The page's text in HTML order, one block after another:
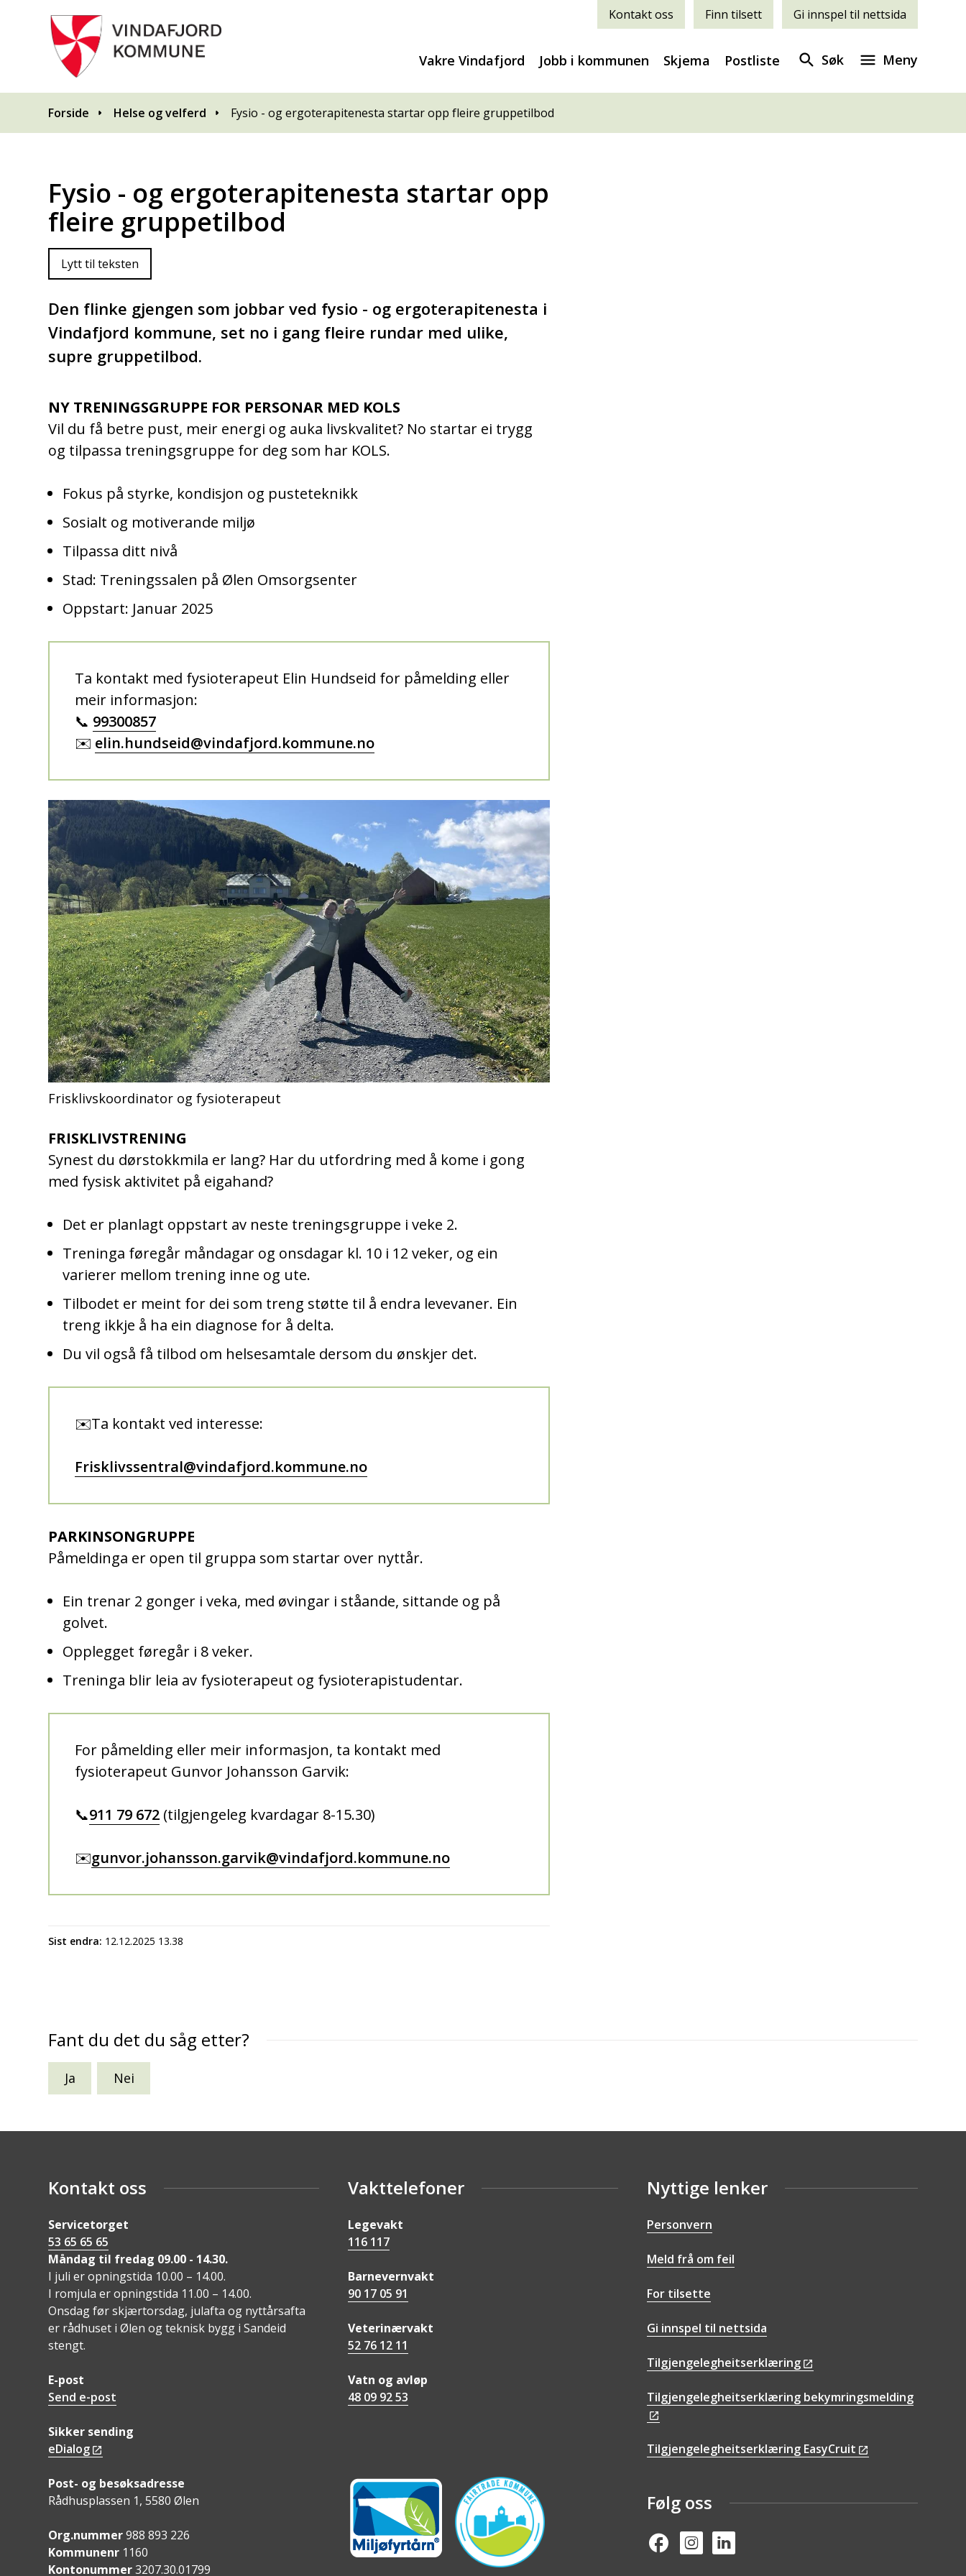
Kontakt oss Finn tilsett Gi innspel til nettsida
Vakre Vindafjord Jobb i kommunen Skjema Postliste Søk Meny
Du er her:
Forside Helse og velferd Fysio - og ergoterapitenesta startar opp fleire gruppetilbod
Fysio - og ergoterapitenesta startar opp
fleire gruppetilbod
Lytt til teksten
Den flinke gjengen som jobbar ved fysio - og ergoterapitenesta i
Vindafjord kommune, set no i gang fleire rundar med ulike,
supre gruppetilbod.
NY TRENINGS­GRUPPE FOR PERSONAR MED KOLS
Vil du få betre pust, meir energi og auka livskvalitet? No startar ei trygg
og tilpassa treningsgruppe for deg som har KOLS.
Fokus på styrke, kondisjon og pusteteknikk
Sosialt og motiverande miljø
Tilpassa ditt nivå
Stad: Treningssalen på Ølen Omsorgsenter
Oppstart: Januar 2025
Ta kontakt med fysioterapeut Elin Hundseid for påmelding eller
meir informasjon:
📞 99300857
✉️ elin.hundseid@vindafjord.kommune.no
Frisklivskoordinator og fysioterapeut
FRISKLIVSTRENING
Synest du dørstokkmila er lang? Har du utfordring med å kome i gong
med fysisk aktivitet på eigahand?
Det er planlagt oppstart av neste treningsgruppe i veke 2.
Treninga føregår måndagar og onsdagar kl. 10 i 12 veker, og ein
varierer mellom trening inne og ute.
Tilbodet er meint for dei som treng støtte til å endra levevaner. Ein
treng ikkje å ha ein diagnose for å delta.
Du vil også få tilbod om helsesamtale dersom du ønskjer det.
✉️Ta kontakt ved interesse:
Frisklivssentral@vindafjord.kommune.no
PARKINSONGRUPPE
Påmeldinga er open til gruppa som startar over nyttår.
Ein trenar 2 gonger i veka, med øvingar i ståande, sittande og på
golvet.
Opplegget føregår i 8 veker.
Treninga blir leia av fysioterapeut og fysioterapistudentar.
For påmelding eller meir informasjon, ta kontakt med
fysioterapeut Gunvor Johansson Garvik:
📞911 79 672 (tilgjengeleg kvardagar 8-15.30)
✉️gunvor.johansson.garvik@vindafjord.kommune.no
Sist endra 12.12.2025 13.38
Fant du det du såg etter?
Ja Nei
Kontakt oss
Servicetorget
53 65 65 65
Måndag til fredag 09.00 - 14.30.
I juli er opningstida 10.00 – 14.00.
I romjula er opningstida 11.00 – 14.00.
Onsdag før skjærtorsdag, julafta og nyttårsafta
er rådhuset i Ølen og teknisk bygg i Sandeid
stengt.
E-post
Send e-post
Sikker sending
eDialog
Post- og besøksadresse
Rådhusplassen 1, 5580 Ølen
Org.nummer988 893 226
Kommunenr 1160
Kontonummer3207.30.01799
Vakttelefoner
Legevakt
116 117
Barnevernvakt
90 17 05 91
Veterinærvakt
52 76 12 11
Vatn og avløp
48 09 92 53
Nyttige lenker
Personvern
Meld frå om feil
For tilsette
Gi innspel til nettsida
Tilgjengelegheitserklæring
Tilgjengelegheitserklæring bekymringsmelding
Tilgjengelegheitserklæring EasyCruit
Følg oss
FacebookInstagramLinked in